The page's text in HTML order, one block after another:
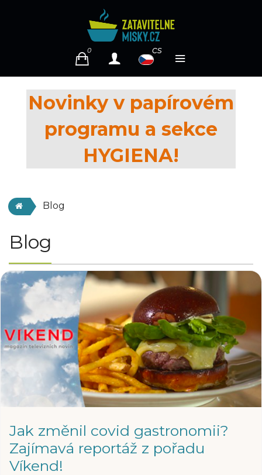
0 cs
Novinky v papírovém
programu a sekce
HYGIENA!
Blog
Blog
Jak změnil covid gastronomii?
Zajímavá reportáž z pořadu
Víkend!